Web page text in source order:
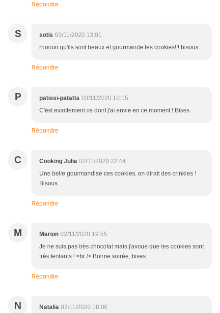
Répondre
S sotis 03/11/2020 13:01
rhoooo qu'ils sont beaux et gourmande tes cookies!!! bisous
Répondre
P patissi-patatta 03/11/2020 10:15
C'est exactement ce dont j'ai envie en ce moment ! Bises
Répondre
C Cooking Julia 02/11/2020 22:44
Une belle gourmandise ces cookies, on dirait des crinkles !
Bisous
Répondre
M Marion 02/11/2020 19:55
Je ne suis pas très chocolat mais j'avoue que tes cookies sont
très tentants ! <br /> Bonne soirée, bises.
Répondre
N Natalia 02/11/2020 18:06